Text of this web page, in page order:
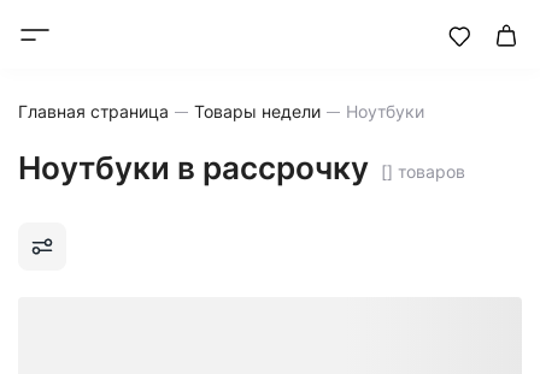
Главная страница Товары недели Ноутбуки
Ноутбуки в рассрочку [] товаров